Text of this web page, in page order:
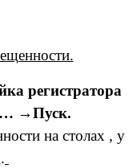
регистратора
→Пуск.
на столах , у